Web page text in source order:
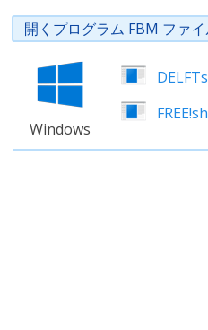
開くプログラム FBM ファ
Windows